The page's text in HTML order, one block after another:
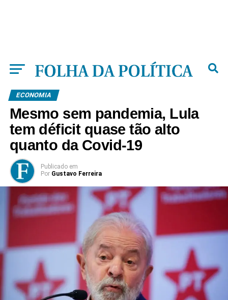
ECONOMIA
Mesmo sem pandemia, Lula
tem déficit quase tão alto
quanto da Covid-19
Publicado em
Por Gustavo Ferreira